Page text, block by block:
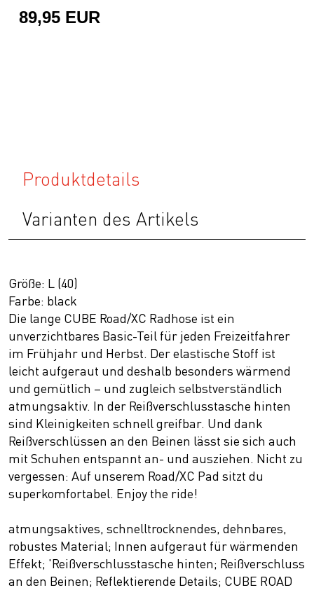
89,95 EUR
Produktdetails
Varianten des Artikels
Größe: L (40)
Farbe: black
Die lange CUBE Road/XC Radhose ist ein
unverzichtbares Basic-Teil für jeden Freizeitfahrer
im Frühjahr und Herbst. Der elastische Stoff ist
leicht aufgeraut und deshalb besonders wärmend
und gemütlich – und zugleich selbstverständlich
atmungsaktiv. In der Reißverschlusstasche hinten
sind Kleinigkeiten schnell greifbar. Und dank
Reißverschlüssen an den Beinen lässt sie sich auch
mit Schuhen entspannt an- und ausziehen. Nicht zu
vergessen: Auf unserem Road/XC Pad sitzt du
superkomfortabel. Enjoy the ride!
atmungsaktives, schnelltrocknendes, dehnbares,
robustes Material; Innen aufgeraut für wärmenden
Effekt; 'Reißverschlusstasche hinten; Reißverschluss
an den Beinen; Reflektierende Details; CUBE ROAD